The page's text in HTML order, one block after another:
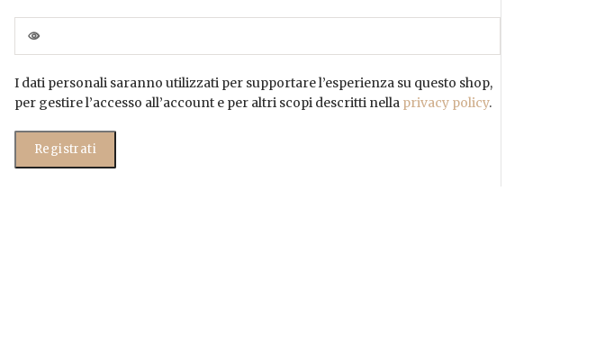
I dati personali saranno utilizzati per supportare l’esperienza su questo shop,
per gestire l’accesso all’account e per altri scopi descritti nella privacy policy.
Registrati